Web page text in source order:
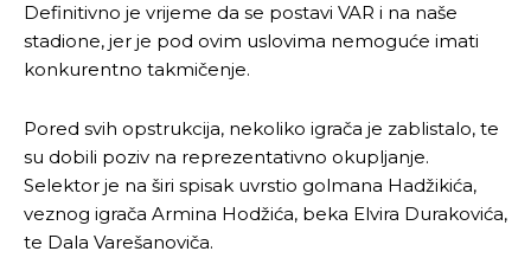
Definitivno je vrijeme da se postavi VAR i na naše
stadione, jer je pod ovim uslovima nemoguće imati
konkurentno takmičenje.
Pored svih opstrukcija, nekoliko igrača je zablistalo, te
su dobili poziv na reprezentativno okupljanje.
Selektor je na širi spisak uvrstio golmana Hadžikića,
veznog igrača Armina Hodžića, beka Elvira Durakovića,
te Dala Varešanoviča.